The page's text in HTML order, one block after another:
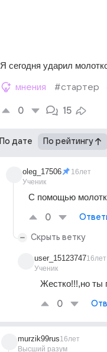
Я сегодня ударил
мнения #стартер
0 15
По дате По рейтингу
oleg_17506
Ученик
16лет
С помощью
0
Скрыть ветку
user_15123747
Ученик
16лет
Жестко!!!,но ты
0
murzik99rus
Высший разум
16лет